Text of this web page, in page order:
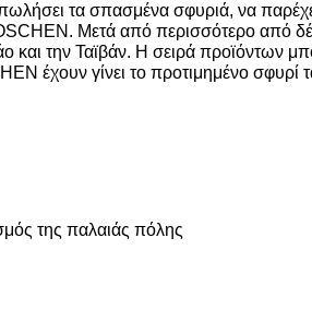
τα σπασμένα σφυριά, να
Μετά από περισσότερο από
και την Ταϊβάν. Η σειρά προϊόντων
έχουν γίνει το προτιμημένο σφυρί
της παλαιάς πόλης